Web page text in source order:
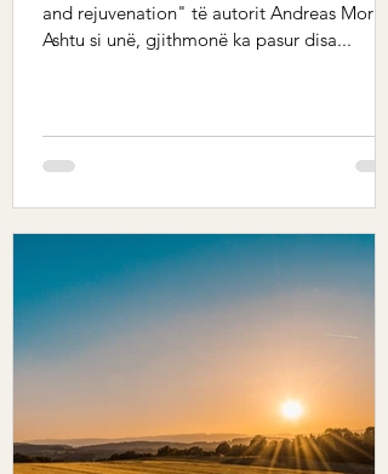
and rejuvenation" të autorit Andreas Moritz
Ashtu si unë, gjithmonë ka pasur disa...